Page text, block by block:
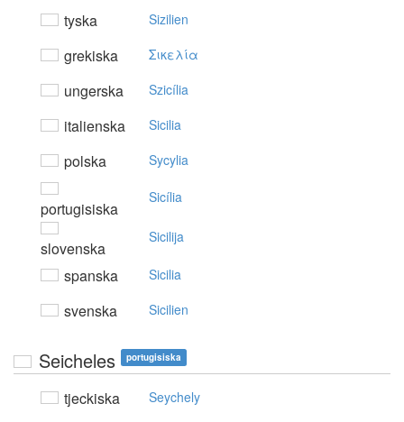
tyska Sizilien
grekiska Σικελία
ungerska Szicília
italienska Sicilia
polska Sycylia
portugisiska
Sicília
slovenska
Sicilija
spanska Sicilia
svenska Sicilien
Seicheles portugisiska
tjeckiska Seychely